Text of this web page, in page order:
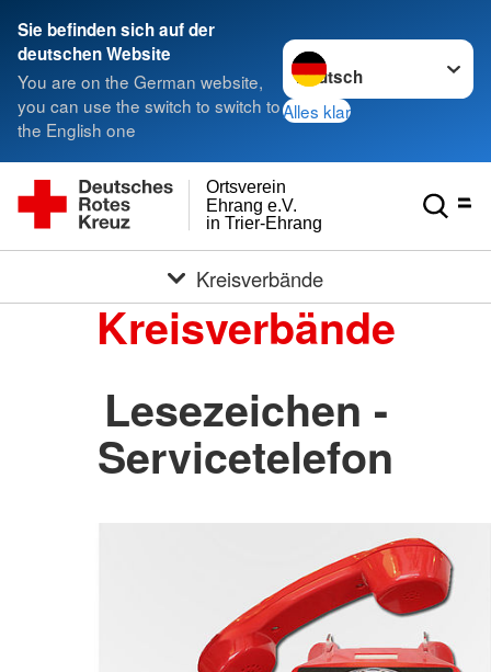
Sie befinden sich auf der
deutschen Website
You are on the German website,
you can use the switch to switch to
the English one
Sprache wechseln zu
Alles klar
in Trier-Ehrang
Ehrang e.V.
Ortsverein
Kreisverbände
Kreisverbände
Lesezeichen -
Servicetelefon